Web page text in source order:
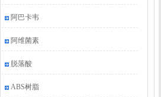
阿巴卡韦
阿维菌素
脱落酸
ABS树脂